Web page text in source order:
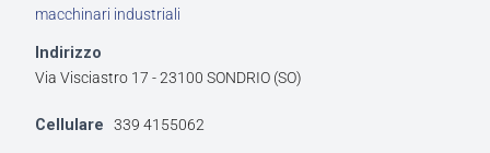
macchinari industriali
Indirizzo
Via Visciastro 17 - 23100 SONDRIO (SO)
Cellulare 339 4155062